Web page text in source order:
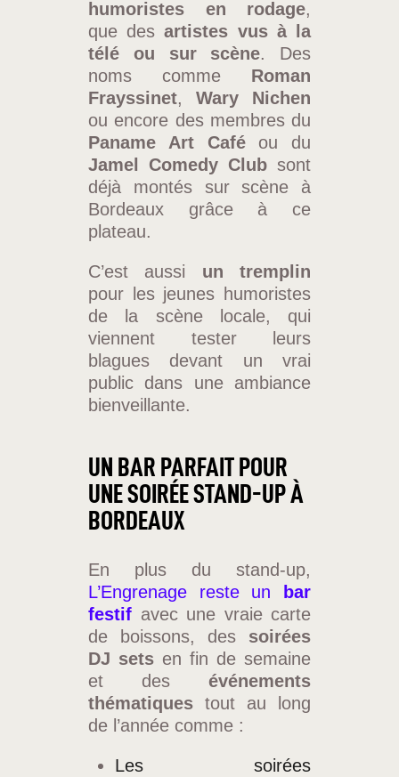
humoristes en rodage,
que desartistes vus à la
télé ou sur scène. Des
noms comme Roman
Frayssinet, Wary Nichen
ou encore des membres du
Paname Art Caféou du
Jamel Comedy Club sont
déjà montés sur scène à
Bordeaux grâce à ce
plateau.
C’est aussi un tremplin
pour les jeunes humoristes
de la scène locale, qui
viennent tester leurs
blagues devant un vrai
public dans une ambiance
bienveillante.
UN BAR PARFAIT POUR
UNE SOIRÉE STAND-UP À
BORDEAUX
En plus du stand-up,
L’Engrenage reste un
bar
festif avec une vraie carte
de boissons, des soirées
DJ sets en fin de semaine
et des événements
thématiques tout au long
de l’année comme :
Les soirées